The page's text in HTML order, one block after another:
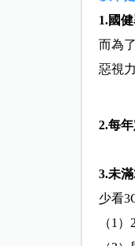
1.國
而為
惡視
2.每
3.未
少看
（1